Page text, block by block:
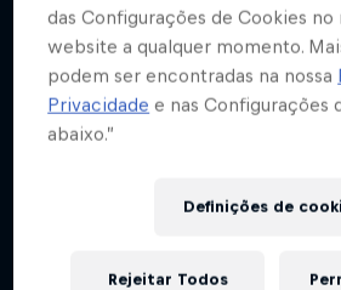
das Configurações de Cookies no
website a qualquer momento.
podem ser encontradas na nossa
Privacidade e nas Configurações
abaixo.”
Definições de
Rejeitar Todos